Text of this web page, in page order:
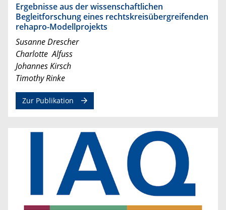
Ergebnisse aus der wissenschaftlichen
Begleitforschung eines rechtskreisübergreifenden
rehapro-Modellprojekts
Susanne Drescher
Charlotte Alfuss
Johannes Kirsch
Timothy Rinke
Zur Publikation